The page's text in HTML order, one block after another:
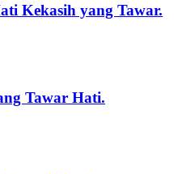
Kekasih yang Tawar.
Tawar Hati.